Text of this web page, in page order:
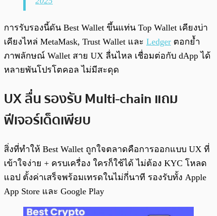
การรับรองนี้ดัน Best Wallet ขึ้นแท่น Top Wallet เคียงบ่า
เคียงไหล่ MetaMask, Trust Wallet และ Ledger ตอกย้ำ
ภาพลักษณ์ Wallet สาย UX ลื่นไหล เชื่อมต่อกับ dApp ได้
หลายพันโปรโตคอล ไม่มีสะดุด
UX ลื่น รองรับ Multi-chain แถม
ฟีเจอร์เด็ดเพียบ
สิ่งที่ทำให้ Best Wallet ถูกใจตลาดคือการออกแบบ UX ที่
เข้าใจง่าย + ครบเครื่อง ใครก็ใช้ได้ ไม่ต้อง KYC โหลด
แอป ตั้งค่าเสร็จพร้อมเทรดในไม่กี่นาที รองรับทั้ง Apple
App Store และ Google Play